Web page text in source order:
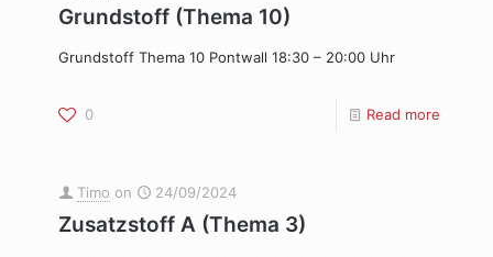
Grundstoff (Thema 10)
Grundstoff Thema 10 Pontwall 18:30 – 20:00 Uhr
0 Read more
Timo on 24/09/2024
Zusatzstoff A (Thema 3)